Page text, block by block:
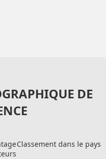
DE
Classement dans le pays